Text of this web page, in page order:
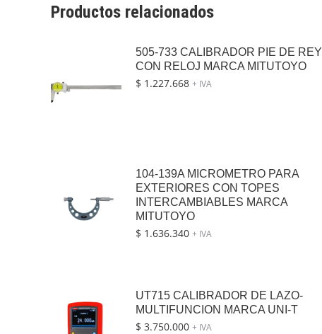
Productos relacionados
505-733 CALIBRADOR PIE DE REY
CON RELOJ MARCA MITUTOYO
$ 1.227.668 + IVA
104-139A MICROMETRO PARA
EXTERIORES CON TOPES
INTERCAMBIABLES MARCA
MITUTOYO
$ 1.636.340 + IVA
UT715 CALIBRADOR DE LAZO-
MULTIFUNCION MARCA UNI-T
$ 3.750.000 + IVA